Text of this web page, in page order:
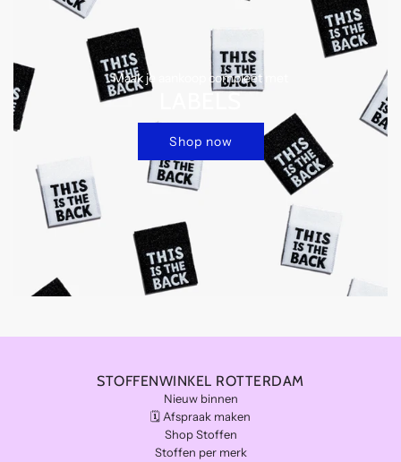
Maak je aankoop compleet met
LABELS
Shop now
STOFFENWINKEL ROTTERDAM
Nieuw binnen
🗓️ Afspraak maken
Shop Stoffen
Stoffen per merk